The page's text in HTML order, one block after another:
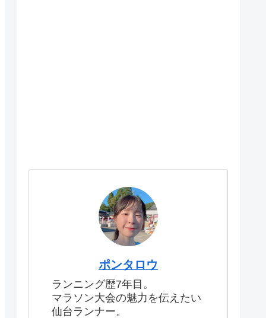
ポンタロウ
ランニング歴7年目。
マラソン大会の魅力を伝えたい
仙台ランナー。